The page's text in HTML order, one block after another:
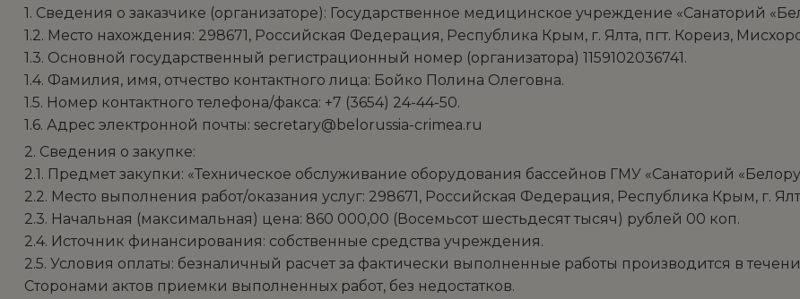
1. Сведения о заказчике (организаторе): Государственное медицинское учреждение «Санаторий
1.2. Место нахождения: 298671, Российская Федерация, Республика Крым, г. Ялта, пгт. Кореиз,
1.3. Основной государственный регистрационный номер (организатора) 1159102036741.
1.4. Фамилия, имя, отчество контактного лица: Бойко Полина Олеговна.
1.5. Номер контактного телефона/факса: +7 (3654) 24-44-50.
1.6. Адрес электронной почты: secretary@belorussia-crimea.ru
2. Сведения о закупке:
2.1. Предмет закупки: «Техническое обслуживание оборудования бассейнов ГМУ «Санаторий
2.2. Место выполнения работ/оказания услуг: 298671, Российская Федерация, Республика Крым, г.
2.3. Начальная (максимальная) цена: 860 000,00 (Восемьсот шестьдесят тысяч) рублей 00 коп.
2.4. Источник финансирования: собственные средства учреждения.
2.5. Условия оплаты: безналичный расчет за фактически выполненные работы производится в
Сторонами актов приемки выполненных работ, без недостатков.